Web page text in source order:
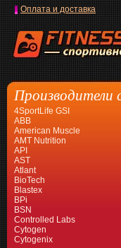
Оплата и доставка
Производители
4SportLife GSI
ABB
American Muscle
AMT Nutrition
API
AST
Atlant
BioTech
Blastex
BPi
BSN
Controlled Labs
Cytogen
Cytogenix